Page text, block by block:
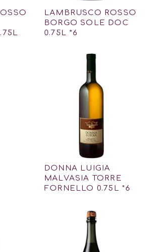
LAMBRUSCO ROSSO
BORGO SOLE DOC
0.75L *6
DONNA LUIGIA
MALVASIA TORRE
FORNELLO 0.75L *6